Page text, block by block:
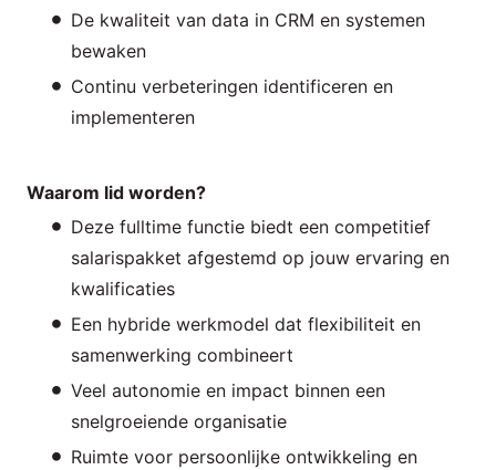
De kwaliteit van data in CRM en systemen
bewaken
Continu verbeteringen identificeren en
implementeren
Waarom lid worden?
Deze fulltime functie biedt een competitief
salarispakket afgestemd op jouw ervaring en
kwalificaties
Een hybride werkmodel dat flexibiliteit en
samenwerking combineert
Veel autonomie en impact binnen een
snelgroeiende organisatie
Ruimte voor persoonlijke ontwikkeling en